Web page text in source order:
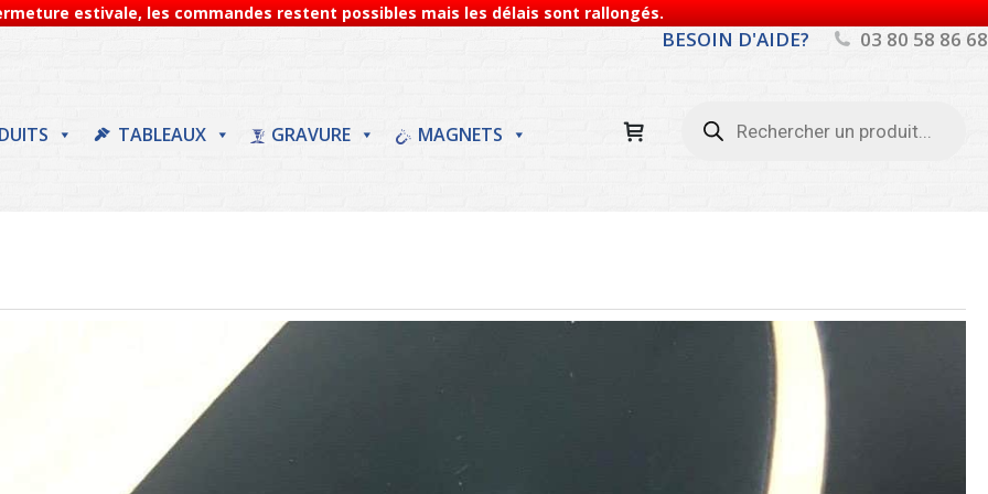
estivale, les commandes restent possibles mais les délais sont rallongés.
BESOIN D'AIDE? 03 80 58 86 68
TABLEAUX GRAVURE
MAGNETS
produits